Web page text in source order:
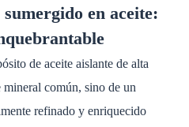
en aceite:
de aceite aislante de alta
mineral común, sino de un
refinado y enriquecido